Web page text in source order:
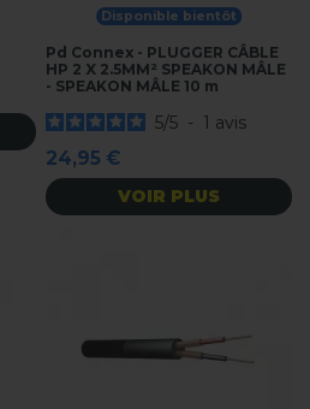
Disponible bientôt
Pd Connex - PLUGGER CÂBLE
HP 2 X 2.5MM² SPEAKON MÂLE
- SPEAKON MÂLE 10 m
5/5 - 1 avis
24,95 €
VOIR PLUS